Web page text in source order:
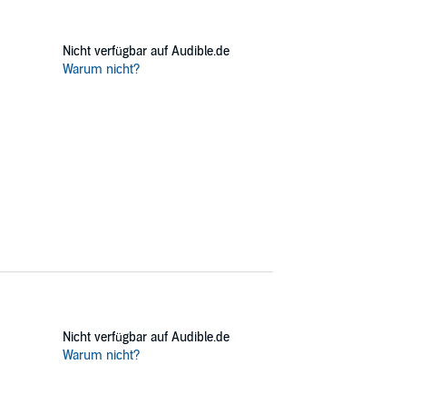
og undgå at tiltrække sig opmærksomhed
hun at finde ud af, hvad manuskriptet
af en rejse - både i tid og sted.
Nicht verfügbar auf Audible.de
Warum nicht?
Nicht verfügbar auf Audible.de
Warum nicht?